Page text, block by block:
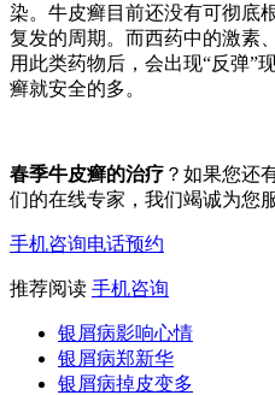
染。牛皮癣目前还没有可彻底
复发的周期。而西药中的激素
用此类药物后，会出现“反弹”
癣就安全的多。
春季牛皮癣的治疗 ？如果您还
们的在线专家，我们竭诚为您
手机咨询电话预约
推荐阅读 手机咨询
银屑病影响心情
银屑病郑新华
银屑病掉皮变多